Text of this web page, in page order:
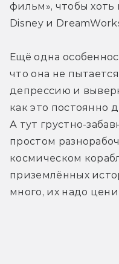
фильм», чтобы хоть
Disney и
Ещё одна
что она не
депрессию и
как это постоянно
А тут грустно-
простом
космическом
приземлённых
много, их надо